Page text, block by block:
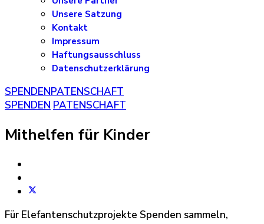
Unsere Satzung
Kontakt
Impressum
Haftungsausschluss
Datenschutzerklärung
SPENDENPATENSCHAFT
SPENDEN PATENSCHAFT
Mithelfen für Kinder
Für Elefantenschutzprojekte Spenden sammeln,